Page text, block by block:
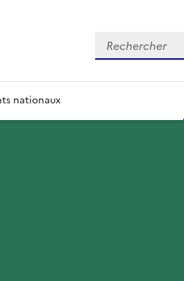
Rechercher
nationaux